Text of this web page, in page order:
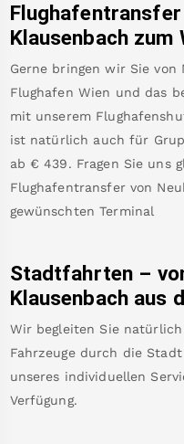
Klausenbach zum
Gerne bringen wir Sie von
Flughafen Wien und das
mit unserem
ist natürlich auch für
ab € 439. Fragen Sie uns
Flughafentransfer von
gewünschten Terminal
Stadtfahrten –
Klausenbach aus
Wir begleiten Sie
Fahrzeuge durch die
unseres individuellen
Verfügung.